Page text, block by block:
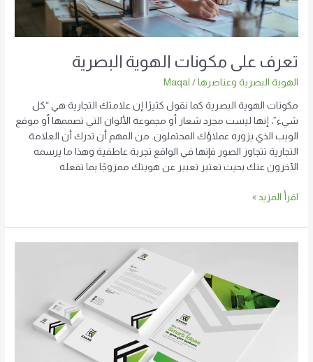
تعرف على مكونات الهوية البصرية
الهوية البصرية وعناصرها /
Maqal
مكونات الهوية البصرية كما نقول كثيرًا إن علامتك التجارية هي “كل
شيء”، إنها ليست مجرد شعار أو مجموعة الألوان التي تصممها أو موقع
الويب الذي يزوره عملاؤك المحتملون. من المهم أن تدرك أن العلامة
التجارية تتجاوز الصور فإنها في الواقع تجربة عاطفية وهذا ما يرسمه
الآخرون عنك بحيث تعتبر تعبير عن هويتك ممزوجًا بما تفعله
اقرأ المزيد »